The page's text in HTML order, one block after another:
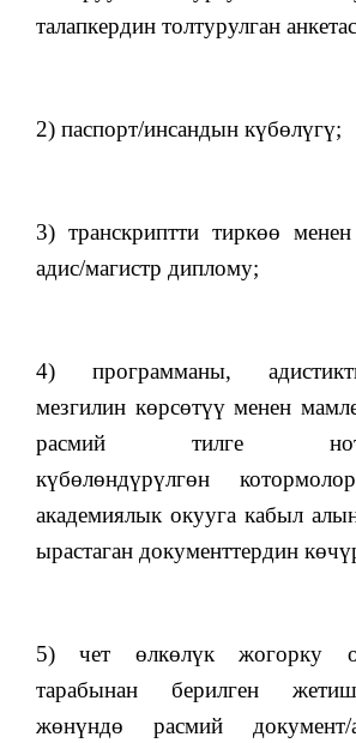
талапкердин толтурулган
2) паспорт/инсандын күбөлүгү;
3) транскриптти тиркөө менен
адис/магистр диплому;
4) программаны,
мезгилин көрсөтүү менен
расмий тилге
күбөлөндүрүлгөн
академиялык окууга кабыл
ырастаган документтердин
5) чет өлкөлүк жогорку
тарабынан берилген
жөнүндө расмий документ/